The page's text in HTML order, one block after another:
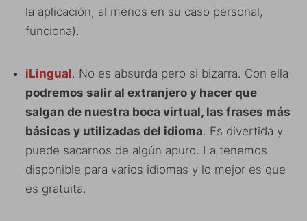
la aplicación, al menos en su caso personal,
funciona).
iLingual. No es absurda pero si bizarra. Con ella
podremos salir al extranjero y hacer que
salgan de nuestra boca virtual, las frases más
básicas y utilizadas del idioma. Es divertida y
puede sacarnos de algún apuro. La tenemos
disponible para varios idiomas y lo mejor es que
es gratuita.